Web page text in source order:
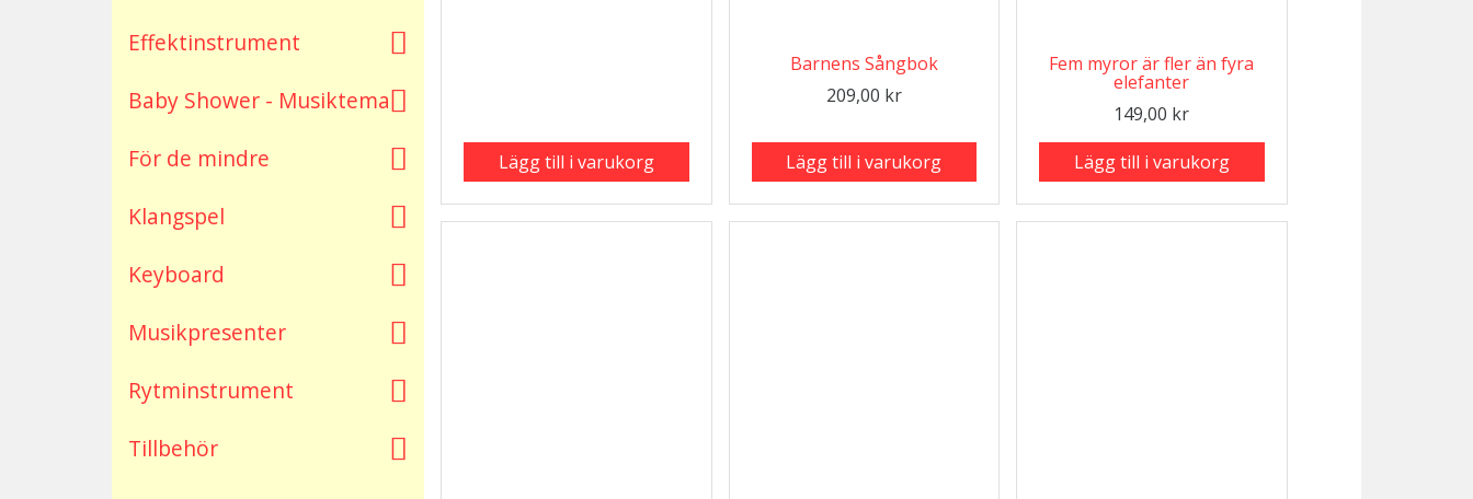
Effektinstrument
Baby Shower - Musiktema
För de mindre
Klangspel
Keyboard
Musikpresenter
Rytminstrument
Tillbehör
Lägg till i varukorg
Barnens Sångbok
209,00 kr
Lägg till i varukorg
Fem myror är fler än fyra
elefanter
149,00 kr
Lägg till i varukorg